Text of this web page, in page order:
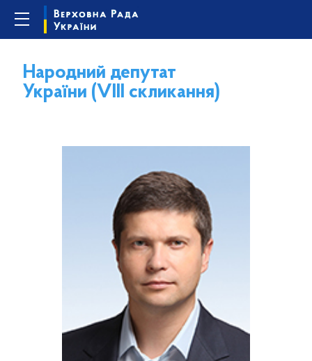
Народний депутат
України (VIII скликання)